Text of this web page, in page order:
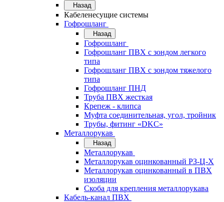
Назад
Кабеленесущие системы
Гофрошланг
Назад
Гофрошланг
Гофрошланг ПВХ с зондом легкого
типа
Гофрошланг ПВХ с зондом тяжелого
типа
Гофрошланг ПНД
Труба ПВХ жесткая
Крепеж - клипса
Муфта соединительная, угол, тройник
Трубы, фитинг «DKC»
Металлорукав
Назад
Металлорукав
Металлорукав оцинкованный РЗ-Ц-Х
Металлорукав оцинкованный в ПВХ
изоляции
Скоба для крепления металлорукава
Кабель-канал ПВХ